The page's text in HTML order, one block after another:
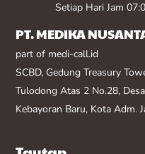
Setiap Hari Jam
PT. MEDIKA
part of medi-call.id
SCBD, Gedung Treasury
Tulodong Atas 2 No.28,
Kebayoran Baru, Kota Adm.